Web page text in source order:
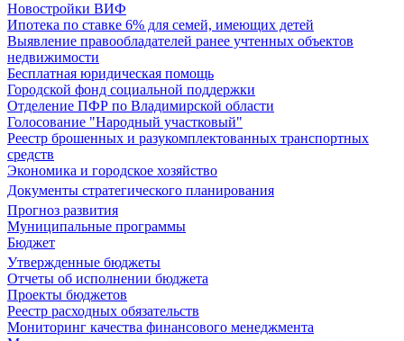
Новостройки ВИФ
Ипотека по ставке 6% для семей, имеющих детей
Выявление правообладателей ранее учтенных объектов
недвижимости
Бесплатная юридическая помощь
Городской фонд социальной поддержки
Отделение ПФР по Владимирской области
Голосование "Народный участковый"
Реестр брошенных и разукомплектованных транспортных
средств
Экономика и городское хозяйство
Документы стратегического планирования
Прогноз развития
Муниципальные программы
Бюджет
Утвержденные бюджеты
Отчеты об исполнении бюджета
Проекты бюджетов
Реестр расходных обязательств
Мониторинг качества финансового менеджмента